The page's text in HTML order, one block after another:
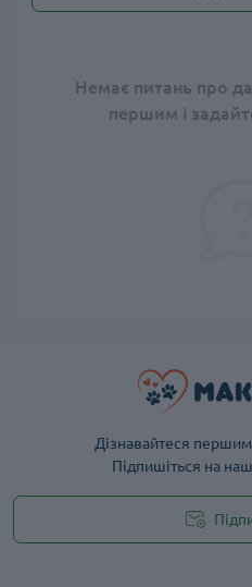
Немає питань про
першим і
Дізнавайтеся першим
Підпишіться на